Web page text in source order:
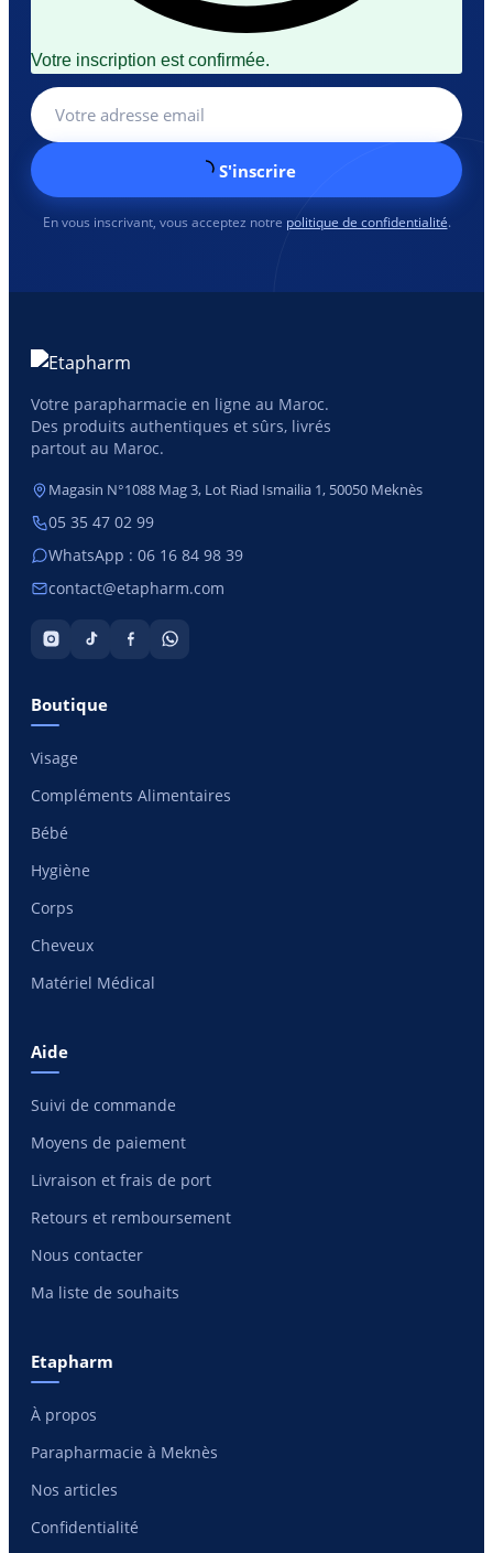
Votre inscription est confirmée.
S'inscrire
En vous inscrivant, vous acceptez notre politique de confidentialité.
Votre parapharmacie en ligne au Maroc.
Des produits authentiques et sûrs, livrés
partout au Maroc.
Magasin N°1088 Mag 3, Lot Riad Ismailia 1, 50050 Meknès
05 35 47 02 99
WhatsApp : 06 16 84 98 39
contact@etapharm.com
Boutique
Visage
Compléments Alimentaires
Bébé
Hygiène
Corps
Cheveux
Matériel Médical
Aide
Suivi de commande
Moyens de paiement
Livraison et frais de port
Retours et remboursement
Nous contacter
Ma liste de souhaits
Etapharm
À propos
Parapharmacie à Meknès
Nos articles
Confidentialité